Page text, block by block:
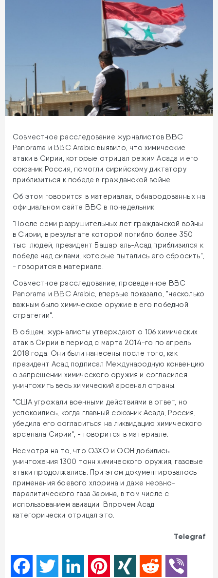
Совместное расследование журналистов BBC
Panorama и BBC Arabic выявило, что химические
атаки в Сирии, которые отрицал режим Асада и его
союзник Россия, помогли сирийскому диктатору
приблизиться к победе в гражданской войне.
Об этом говорится в материалах, обнародованных на
официальном сайте BBC в понедельник.
"После семи разрушительных лет гражданской войны
в Сирии, в результате которой погибло более 350
тыс. людей, президент Башар аль-Асад приблизился к
победе над силами, которые пытались его сбросить",
- говорится в материале.
Совместное расследование, проведенное BBC
Panorama и BBC Arabic, впервые показало, "насколько
важным было химическое оружие в его победной
стратегии".
В общем, журналисты утверждают о 106 химических
атак в Сирии в период с марта 2014-го по апрель
2018 года. Они были нанесены после того, как
президент Асад подписал Международную конвенцию
о запрещении химического оружия и согласился
уничтожить весь химический арсенал страны.
"США угрожали военными действиями в ответ, но
успокоились, когда главный союзник Асада, Россия,
убедила его согласиться на ликвидацию химического
арсенала Сирии", - говорится в материале.
Несмотря на то, что ОЗХО и ООН добились
уничтожения 1300 тонн химического оружия, газовые
атаки продолжались. При этом документировалось
применения боевого хлорина и даже нервно-
паралитического газа Зарина, в том числе с
использованием авиации. Впрочем Асад
категорически отрицал это.
Telegraf
FacebookTwitter LinkedIn Pinterest XING Reddit